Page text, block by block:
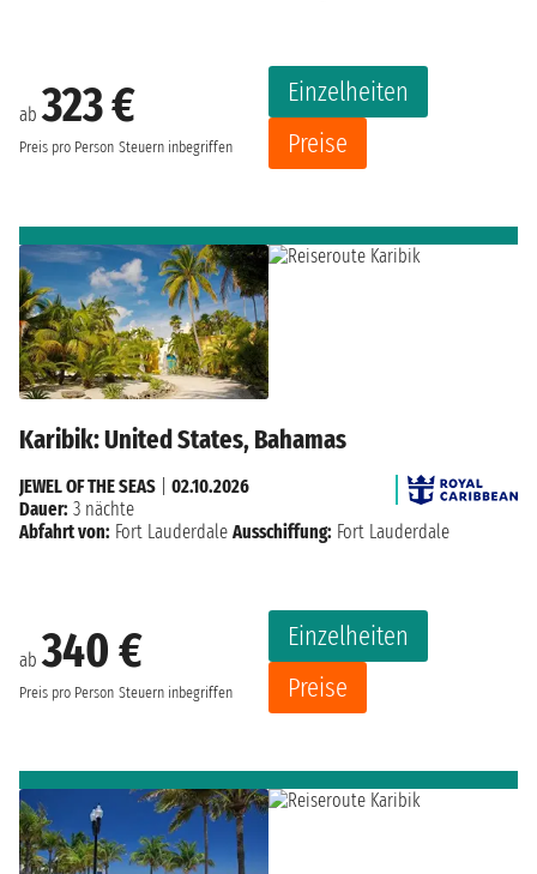
ab323 €
Preis pro Person Steuern inbegriffen
Einzelheiten
Preise
Karibik: United States, Bahamas
ab340 €
Preis pro Person Steuern inbegriffen
Einzelheiten
Preise
JEWEL OF THE SEAS
02.10.2026
Dauer: 3 nächte
Abfahrt von: Fort Lauderdale Ausschiffung: Fort Lauderdale